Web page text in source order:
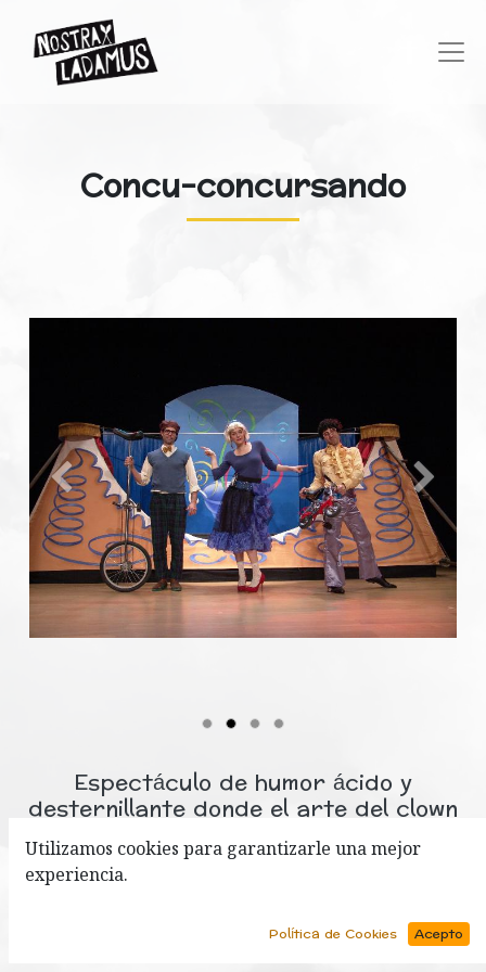
Concu-concursando
Anterior
Espectáculo de humor ácido y
desternillante donde el arte del clown
se conjunga con canciones, raps y
técnicas de circo (malabar, equilibirsmo
, monociclo, minibici...)
Utilizamos cookies para garantizarle una mejor
experiencia.
Política de Cookies Acepto